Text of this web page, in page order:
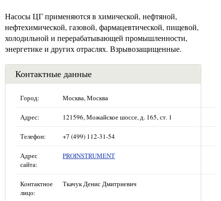
Насосы ЦГ применяются в химической, нефтяной,
нефтехимической, газовой, фармацевтической, пищевой,
холодильной и перерабатывающей промышленности,
энергетике и других отраслях. Взрывозащищенные.
Контактные данные
Город: Москва, Москва
Адрес: 121596, Можайское шоссе, д. 165, ст. 1
Телефон: +7 (499) 112-31-54
Адрес
сайта:
PROINSTRUMENT
Контактное
лицо:
Ткачук Денис Дмитриевич